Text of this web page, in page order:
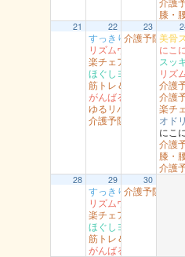
膝・
21 22
すっきり体操 湖南
リズムウオーキング
楽チェア体操 丸由
ほぐしヨガ （駅南）
筋トレ＆ストレッチ
がんばるエアロ 吉成
ゆるリハ体操 幸町南
介護予防智頭 総合セ
23
介護予防岩美
美骨
にこ
スッ
リズ
介護
介護
楽チ
オド
にこ
介護
膝・
介護
28 29
すっきり体操 湖南
リズムウオーキング
楽チェア体操 丸由
ほぐしヨガ （駅南）
筋トレ＆ストレッチ
がんばるエアロ 吉成
30
介護予防岩美